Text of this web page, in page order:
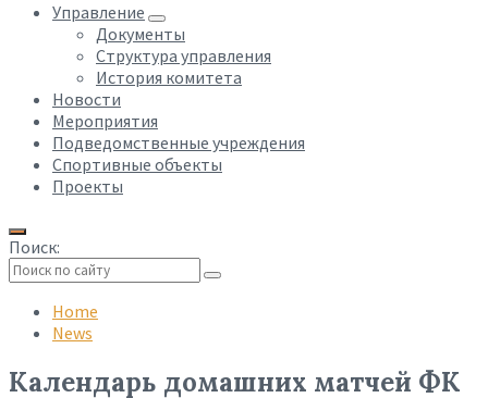
Управление
Документы
Структура управления
История комитета
Новости
Мероприятия
Подведомственные учреждения
Спортивные объекты
Проекты
Поиск:
search
Home
News
Календарь домашних матчей ФК